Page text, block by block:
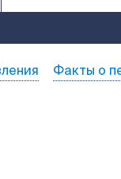
Факты о